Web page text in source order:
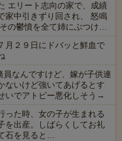
エリート志向の家で、成績
家中引きずり回され、 怒鳴
の鬱憤を全て姉にぶつけ…
月２９日にドバッと鮮血で
なんですけど、嫁が子供連
ないけど強いてあげるとす
いでアトピー悪化しそう→
った時、女の子が生まれる
を出産。しばらくしてお礼
石を見ると…